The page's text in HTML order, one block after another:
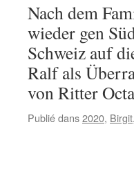
Nach dem
wieder gen
Schweiz auf
Ralf als
von Ritter
Publié dans2020, Birgit,